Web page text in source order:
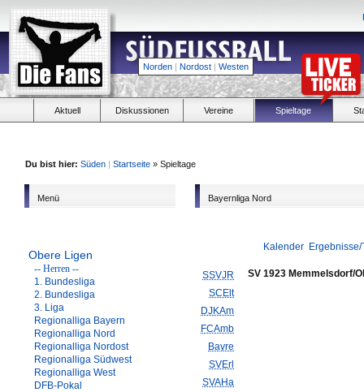
Norden | Nordost | Westen
Aktuell Diskussionen Vereine Spieltage
Du bist hier: Süden | Startseite » Spieltage
Menü
Obere Ligen
-- Herren --
1. Bundesliga
2. Bundesliga
3. Liga
Regionalliga Bayern
Regionalliga Nord
Regionalliga Nordost
Regionalliga Südwest
Regionalliga West
DFB-Pokal
Bayernliga Nord
Kalender
SSVJR
SCElt
DJKAm
FCAmb
Bayre
SVErl
SVAHa
SV 1923 Memmelsdorf/